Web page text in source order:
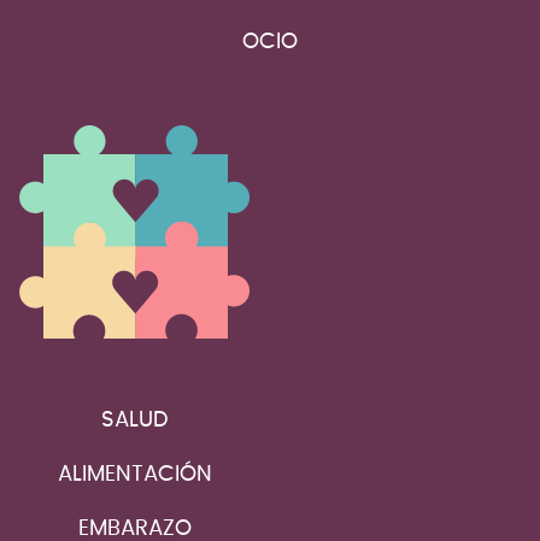
OCIO
SALUD
ALIMENTACIÓN
EMBARAZO